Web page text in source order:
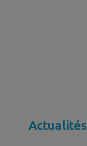
Actualités